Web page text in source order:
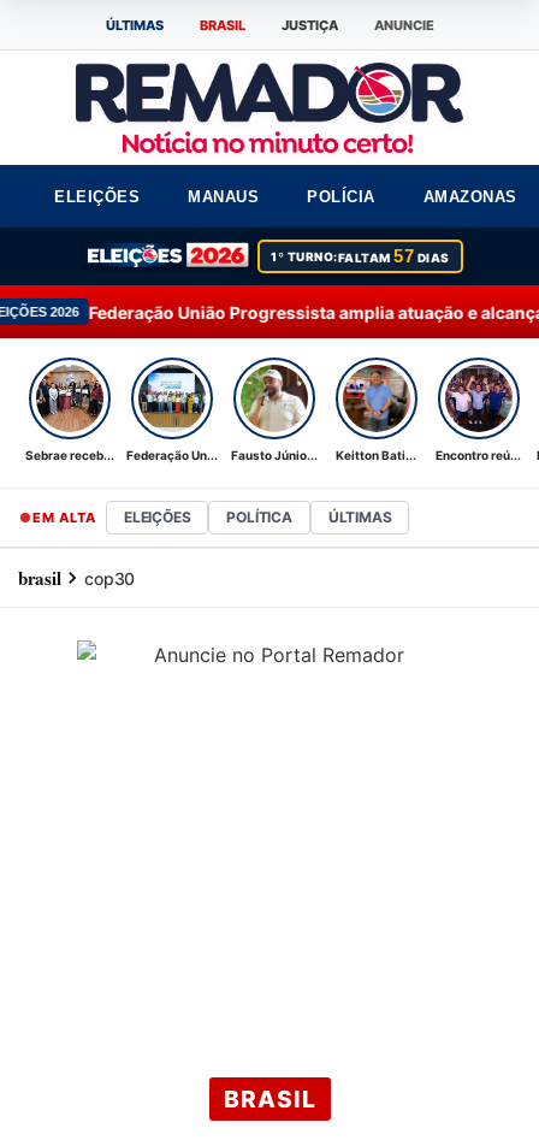
ÚLTIMAS BRASIL JUSTIÇA ANUNCIE
ELEIÇÕES MANAUS POLÍCIA AMAZONAS
1º TURNO:FALTAM57 DIAS
União Progressista amplia atuação e alcança 92% dos
Sebrae receb... Federação Un... Fausto Júnio... Keitton Bati... Encontro reú...
EM ALTA ELEIÇÕES POLÍTICA ÚLTIMAS
brasil cop30
BRASIL